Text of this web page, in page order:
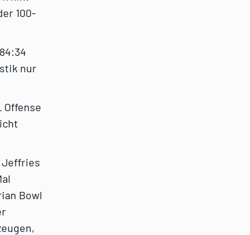
100-
nur
Offense
Jeffries
Bowl